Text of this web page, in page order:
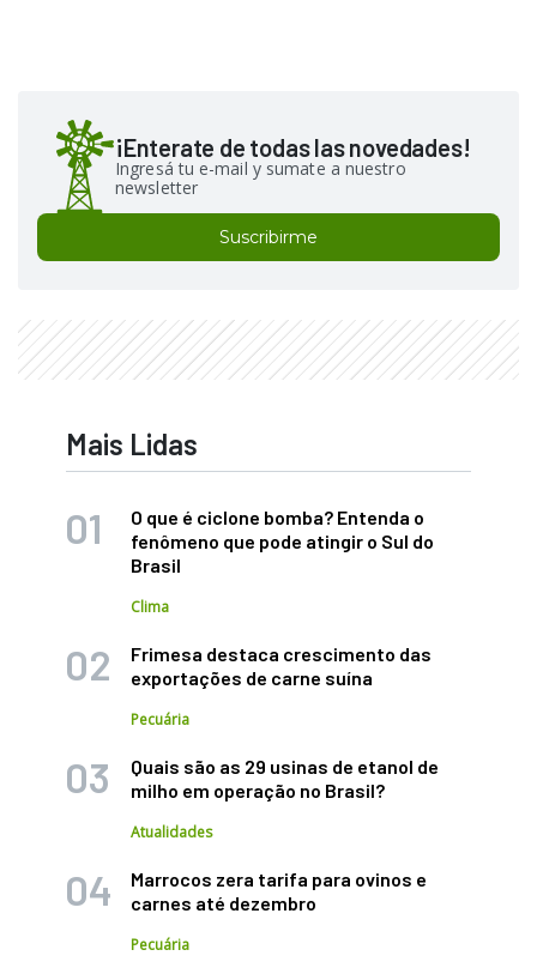
¡Enterate de todas las novedades!
Ingresá tu e-mail y sumate a nuestro
newsletter
Suscribirme
Mais Lidas
O que é ciclone bomba? Entenda o
fenômeno que pode atingir o Sul do
Brasil
Clima
Frimesa destaca crescimento das
exportações de carne suína
Pecuária
Quais são as 29 usinas de etanol de
milho em operação no Brasil?
Atualidades
Marrocos zera tarifa para ovinos e
carnes até dezembro
Pecuária